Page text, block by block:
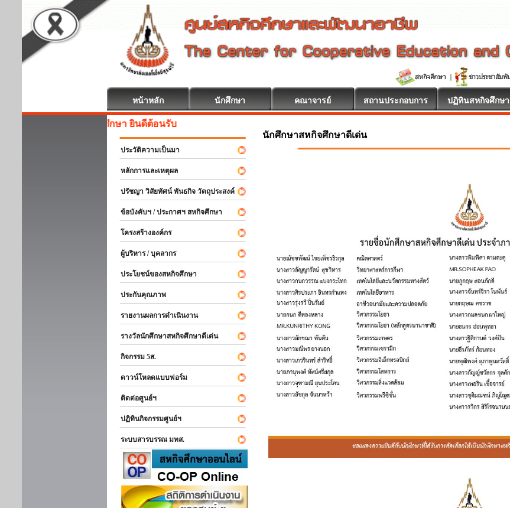
หน้าหลัก นักศึกษา คณาจารย์ สถานประกอบการ ปฏิทินสหกิจศึกษา
สหกิจศึกษา ยินดีต้อนรับ
ประวัติความเป็นมา
หลักการและเหตุผล
ปรัชญา วิสัยทัศน์ พันธกิจ วัตถุประสงค์
ข้อบังคับฯ / ประกาศฯ สหกิจศึกษา
โครงสร้างองค์กร
ผู้บริหาร / บุคลากร
ประโยชน์ของสหกิจศึกษา
ประกันคุณภาพ
รายงานผลการดำเนินงาน
รางวัลนักศึกษาสหกิจศึกษาดีเด่น
กิจกรรม 5ส.
ดาวน์โหลดแบบฟอร์ม
ติดต่อศูนย์ฯ
ปฏิทินกิจกรรมศูนย์ฯ
ระบบสารบรรณ มทส.
นักศึกษาสหกิจศึกษาดีเด่น